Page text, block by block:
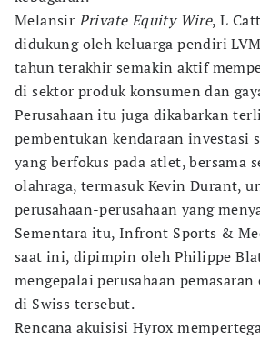
Melansir Private Equity Wire, L
didukung oleh keluarga pendiri
tahun terakhir semakin aktif
di sektor produk konsumen dan
Perusahaan itu juga dikabarkan
pembentukan kendaraan investasi
yang berfokus pada atlet, bersama
olahraga, termasuk Kevin Durant,
perusahaan-perusahaan yang
Sementara itu, Infront Sports &
saat ini, dipimpin oleh Philippe
mengepalai perusahaan pemasaran
di Swiss tersebut.
Rencana akuisisi Hyrox